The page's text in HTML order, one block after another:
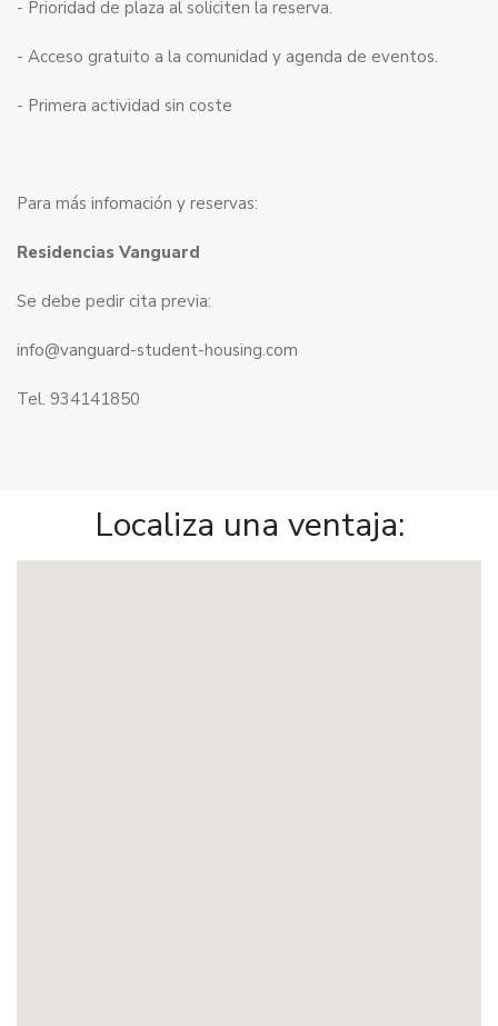
- Prioridad de plaza al soliciten la reserva.
- Acceso gratuito a la comunidad y agenda de eventos.
- Primera actividad sin coste
Para más infomación y reservas:
Residencias Vanguard
Se debe pedir cita previa:
info@vanguard-student-housing.com
Tel. 934141850
Localiza una ventaja: